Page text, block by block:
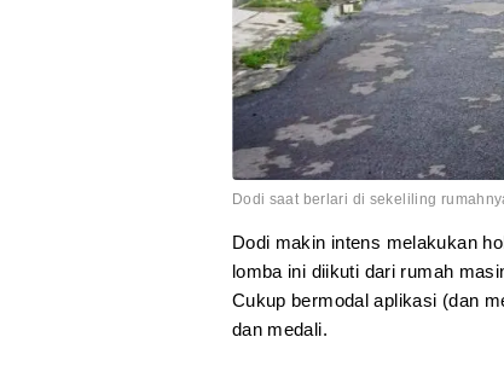
Dodi saat berlari di sekeliling
Dodi makin intens melakukan
lomba ini diikuti dari rumah
Cukup bermodal aplikasi (dan
dan medali.